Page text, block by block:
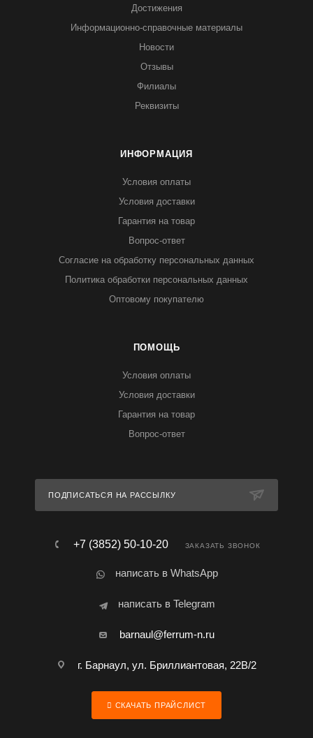
Достижения
Информационно-справочные материалы
Новости
Отзывы
Филиалы
Реквизиты
ИНФОРМАЦИЯ
Условия оплаты
Условия доставки
Гарантия на товар
Вопрос-ответ
Согласие на обработку персональных данных
Политика обработки персональных данных
Оптовому покупателю
ПОМОЩЬ
Условия оплаты
Условия доставки
Гарантия на товар
Вопрос-ответ
ПОДПИСАТЬСЯ НА РАССЫЛКУ
+7 (3852) 50-10-20 ЗАКАЗАТЬ ЗВОНОК
написать в WhatsApp
написать в Telegram
barnaul@ferrum-n.ru
г. Барнаул, ул. Бриллиантовая, 22В/2
СКАЧАТЬ ПРАЙСЛИСТ